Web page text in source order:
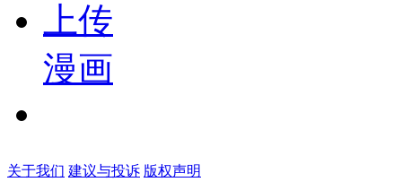
上传
漫画
关于我们 建议与投诉 版权声明